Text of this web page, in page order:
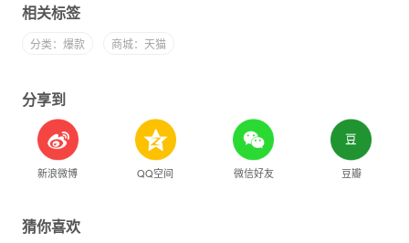
相关标签
分类：爆款 商城：天猫
分享到
新浪微博 QQ空间 微信好友 豆瓣
猜你喜欢